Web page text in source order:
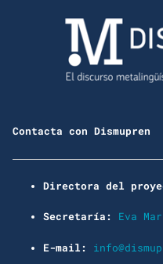
Contacta con Dismupren
Directora del
Secretaría: Eva
E-mail: